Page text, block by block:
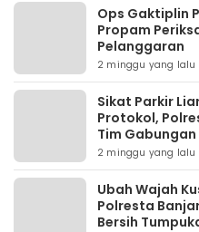
Ops Gaktiplin
Propam
Pelanggaran
2 minggu yang lalu
Sikat Parkir
Protokol,
Tim Gabungan
2 minggu yang lalu
Ubah Wajah
Polresta
Bersih